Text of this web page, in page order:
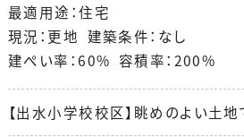
最適用途：住宅
現況：更地 建築条件：なし
建ぺい率：60% 容積率：200%
【出水小学校校区】眺めのよい土地